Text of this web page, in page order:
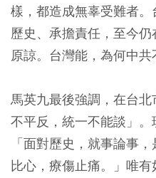
樣，都造成無辜受難者
歷史、承擔責任，至今
原諒。台灣能，為何中共
馬英九最後強調，在台
不平反，統一不能談」。
「面對歷史，就事論事
比心，療傷止痛。」唯